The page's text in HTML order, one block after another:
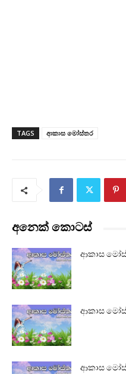
TAGS ආකාස මෝස්තර
අනෙක් කොටස්
ආකාස
ආකාස
ආකාස